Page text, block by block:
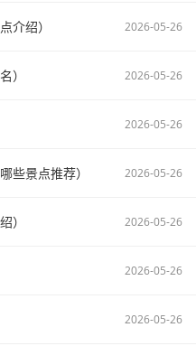
介绍） 2026-05-26
） 2026-05-26
2026-05-26
些景点推荐） 2026-05-26
） 2026-05-26
2026-05-26
2026-05-26